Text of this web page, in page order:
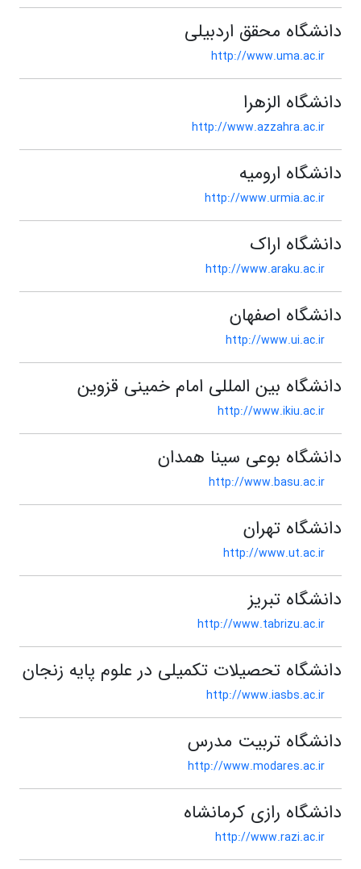
دانشگاه محقق اردبیلی
http://www.uma.ac.ir
دانشگاه الزهرا
http://www.azzahra.ac.ir
دانشگاه ارومیه
http://www.urmia.ac.ir
دانشگاه اراک
http://www.araku.ac.ir
دانشگاه اصفهان
http://www.ui.ac.ir
دانشگاه بین المللی امام خمینی قزوین
http://www.ikiu.ac.ir
دانشگاه بوعی سینا همدان
http://www.basu.ac.ir
دانشگاه تهران
http://www.ut.ac.ir
دانشگاه تبریز
http://www.tabrizu.ac.ir
دانشگاه تحصیلات تکمیلی در علوم پایه زنجان
http://www.iasbs.ac.ir
دانشگاه تربیت مدرس
http://www.modares.ac.ir
دانشگاه رازی کرمانشاه
http://www.razi.ac.ir